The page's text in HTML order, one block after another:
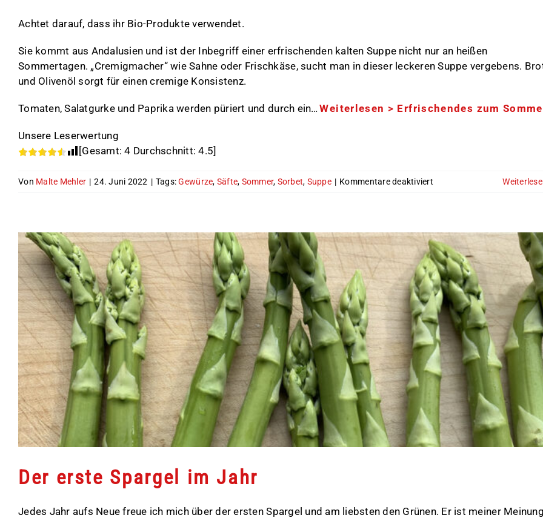
Achtet darauf, dass ihr Bio-Produkte verwendet.
Sie kommt aus Andalusien und ist der Inbegriff einer erfrischenden kalten Suppe nicht nur an heißen
Sommertagen. „Cremigmacher“ wie Sahne oder Frischkäse, sucht man in dieser leckeren Suppe vergebens.
und Olivenöl sorgt für einen cremige Konsistenz.
Tomaten, Salatgurke und Paprika werden püriert und durch ein… Weiterlesen > Erfrischendes zum
Unsere Leserwertung
[Gesamt:4 Durchschnitt:4.5]
Von Malte Mehler | 24. Juni 2022 | Tags:Gewürze, Säfte, Sommer, Sorbet, Suppe | Kommentare deaktiviertfür
Der erste Spargel im Jahr
Jedes Jahr aufs Neue freue ich mich über der ersten Spargel und am liebsten den Grünen. Er ist meiner